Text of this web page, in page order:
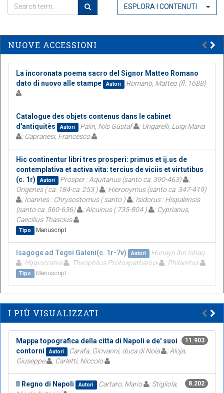
ESPLORA I CONTENUTI
NUOVE ACCESSIONI
La incoronata poema sacro del Signor Matteo Romano
dato di nuovo alle stampe
Autori Romano, Matteo (fl. 1688)
Catalogue des objets contenus dans le cabinet
d'antiquitès
Autori Palin, Nils Gustaf
; Ungarelli, Luigi Maria
; Capranesi, Francesco
Hic continentur libri tres prosperi: primus et ij.us de
contemplativa et activa vita: tercius de viciis et virtutibus
(c. 1r)
Autori Prosper : Aquitanus (santo ca. 390-463)
;
Origenes ( ca. 184-ca. 253 )
; Hieronymus (santo ca. 347-419)
; Ioannes : Chrysostomus ( santo )
; Isidorus : Hispalensis
(santo ca. 560-636)
; Alcuinus ( 735-804 )
; Cyprianus,
Caecilius Thascius
Tipo Manuscript
Isagoge ad Tegni Galeni(c. 1r-7v) Autori
Hunayn ibn Ishaq
; Hippocrates
; Theophilus Protospatharius ; Philaretus
Tipo Manuscript
I PIÙ VISUALIZZATI
11.903
Mappa topografica della citta di Napoli e de' suoi
contorni
Autori Carafa, Giovanni, duca di Noia
; Aloja,
Giuseppe
; Carletti, Niccolo
8.202
Il Regno di Napoli Autori Cartaro, Mario
; Stigliola,